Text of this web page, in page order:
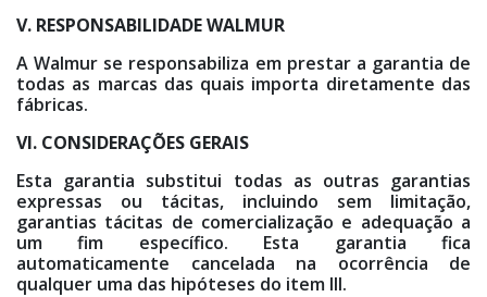
V. RESPONSABILIDADE WALMUR
A Walmur se responsabiliza em prestar a garantia de
todas as marcas das quais importa diretamente das
fábricas.
VI. CONSIDERAÇÕES GERAIS
Esta garantia substitui todas as outras garantias
expressas ou tácitas, incluindo sem limitação,
garantias tácitas de comercialização e adequação a
um fim específico. Esta garantia fica
automaticamente cancelada na ocorrência de
qualquer uma das hipóteses do item III.